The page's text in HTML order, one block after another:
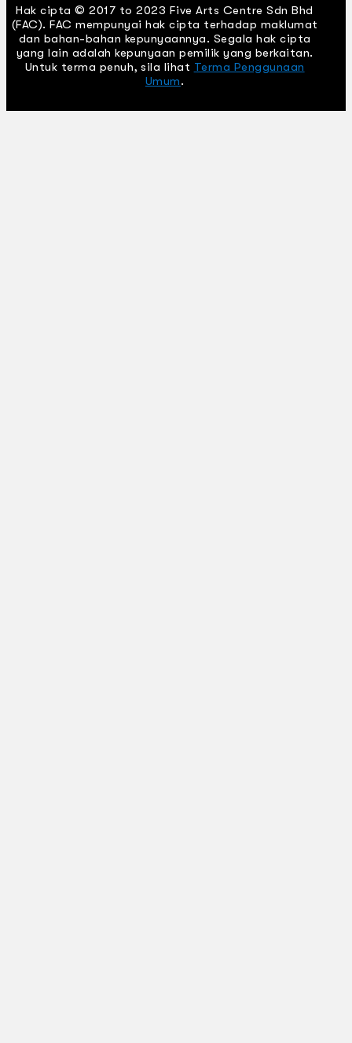
Hak cipta © 2017 to 2023 Five Arts Centre Sdn Bhd
(FAC). FAC mempunyai hak cipta terhadap maklumat
dan bahan-bahan kepunyaannya. Segala hak cipta
yang lain adalah kepunyaan pemilik yang berkaitan.
Untuk terma penuh, sila lihat Terma Penggunaan
Umum.